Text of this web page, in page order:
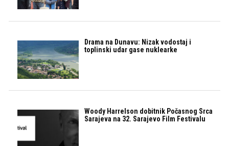
Drama na Dunavu: Nizak vodostaj i
toplinski udar gase nuklearke
Woody Harrelson dobitnik Počasnog Srca
Sarajeva na 32. Sarajevo Film Festivalu